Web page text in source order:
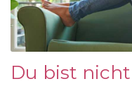
Du bist